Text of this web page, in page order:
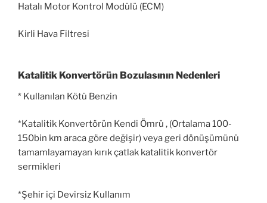
Hatalı Motor Kontrol Modülü (ECM)
Kirli Hava Filtresi
Katalitik Konvertörün Bozulasının Nedenleri
* Kullanılan Kötü Benzin
*Katalitik Konvertörün Kendi Ömrü , (Ortalama 100-
150bin km araca göre değişir) veya geri dönüşümünü
tamamlayamayan kırık çatlak katalitik konvertör
sermikleri
*Şehir içi Devirsiz Kullanım